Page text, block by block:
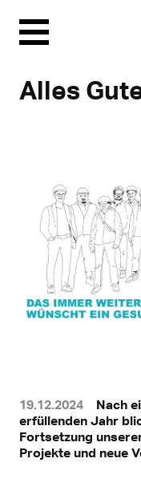
Menu
Alles
19.12.2024
Nach
erfüllenden Jahr
Fortsetzung
Projekte und neue